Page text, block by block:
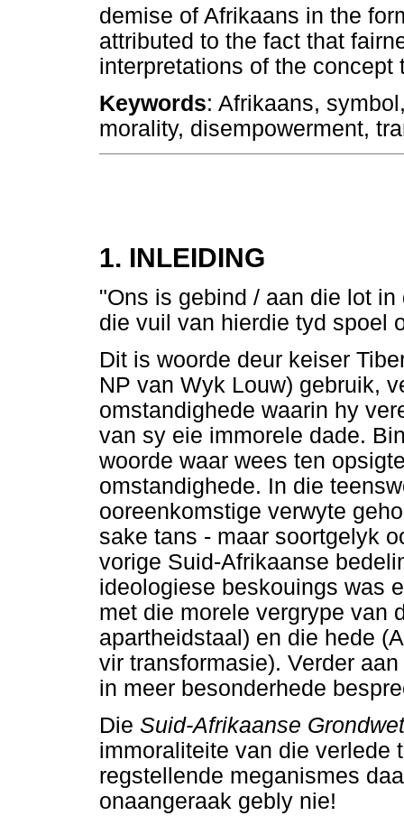
demise of Afrikaans in the
attributed to the fact that
interpretations of the concept
Keywords: Afrikaans,
morality, disempowerment,
1. INLEIDING
"Ons is gebind / aan die lot
die vuil van hierdie tyd spoel
Dit is woorde deur keiser
NP van Wyk Louw) gebruik,
omstandighede waarin hy
van sy eie immorele dade.
woorde waar wees ten
omstandighede. In die
ooreenkomstige verwyte
sake tans - maar soortgelyk
vorige Suid-Afrikaanse
ideologiese beskouings was
met die morele vergrype van
apartheidstaal) en die hede
vir transformasie). Verder
in meer besonderhede
Die Suid-Afrikaanse
immoraliteite van die verlede
regstellende meganismes
onaangeraak gebly nie!